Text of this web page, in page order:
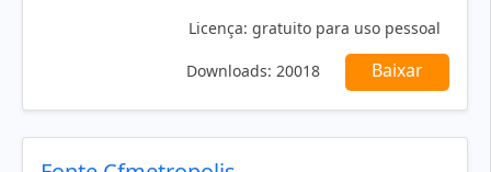
Licença: gratuito para uso pessoal
Downloads: 20018 Baixar